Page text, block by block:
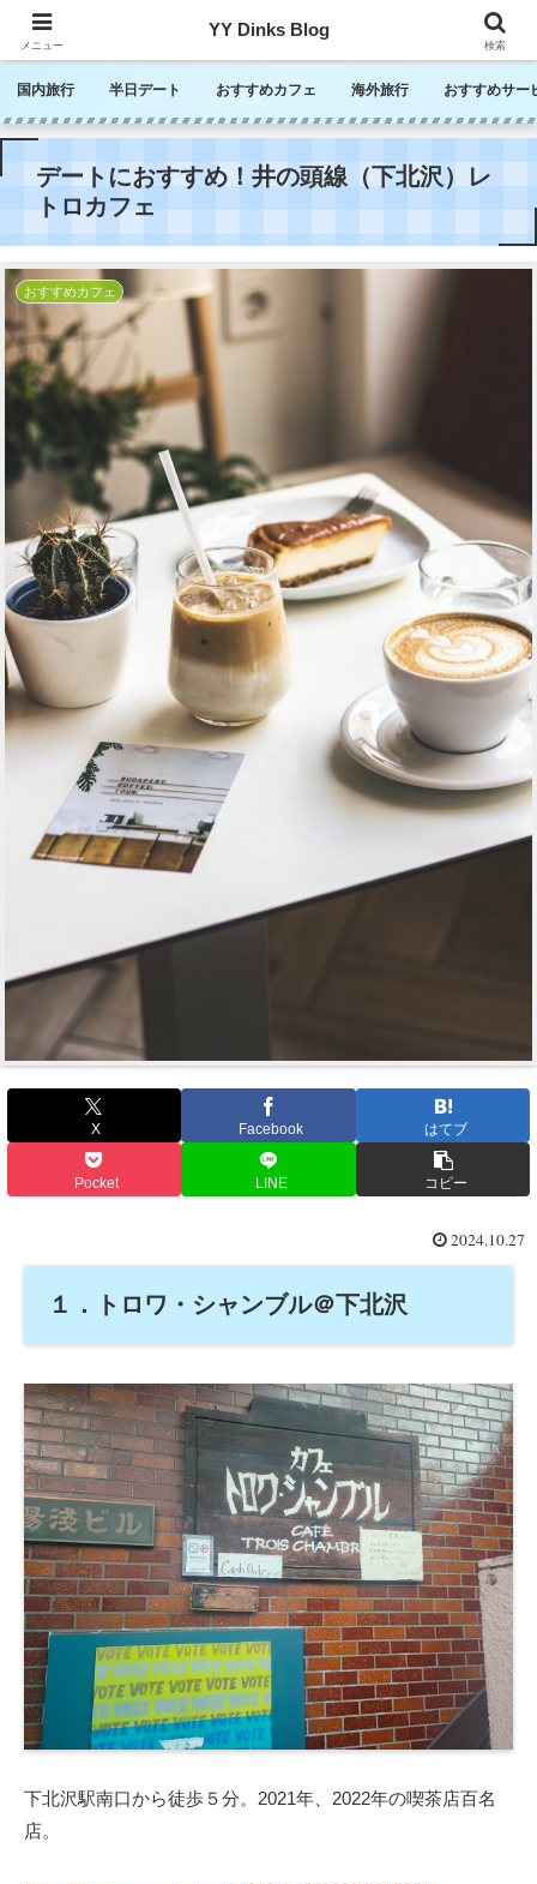
メニュー
YY Dinks Blog
検索
国内旅行 半日デート おすすめカフェ 海外旅行 おすすめサー
デートにおすすめ！井の頭線（下北沢）レ
トロカフェ
おすすめカフェ
X Facebook はてブ
Pocket LINE コピー
2024.10.27
１．トロワ・シャンブル＠下北沢
下北沢駅南口から徒歩５分。2021年、2022年の喫茶店百名
店。